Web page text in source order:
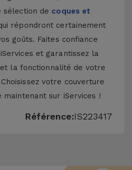
sélection de coques et
répondront certainement
goûts. Faites confiance
iServices et garantissez la
la fonctionnalité de votre
votre couverture
maintenant sur iServices !
Référence:IS223417